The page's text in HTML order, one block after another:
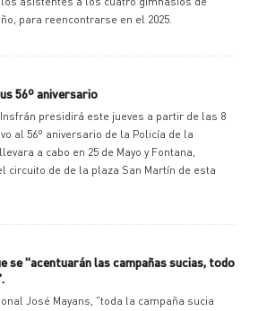
para reencontrarse en el 2025.
56º aniversario
presidirá este jueves a partir de las 8
al 56º aniversario de la Policía de la
a cabo en 25 de Mayo y Fontana,
circuito de de la plaza San Martín de esta
se "acentuarán las campañas sucias, todo
José Mayans, "toda la campaña sucia